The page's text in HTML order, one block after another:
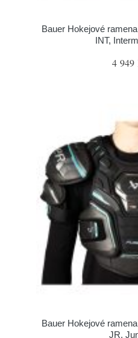
Bauer Hokejové
INT,
4 949
Bauer Hokejové
JR,